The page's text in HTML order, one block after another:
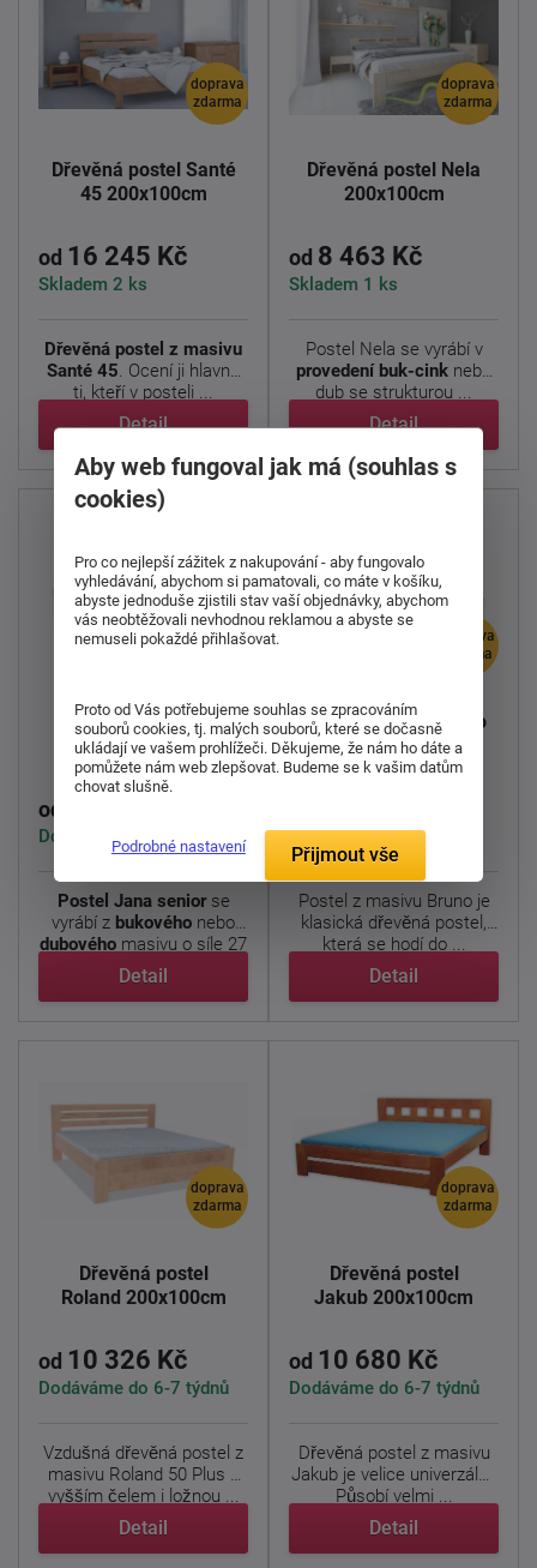
doprava
zdarma
Dřevěná postel Santé
45 200x100cm
od 16 245 Kč
Skladem 2 ks
Dřevěná postel z masivu
Santé 45. Ocení ji hlavně
ti, kteří v posteli ...
Detail
doprava
zdarma
Dřevěná postel Nela
200x100cm
od 8 463 Kč
Skladem 1 ks
Postel Nela se vyrábí v
provedení buk-cink nebo
dub se strukturou ...
Detail
doprava
Dřevěná postel Jana
senior 200x100cm
od
Dodáváme do 1-3 týdnů
Postel Jana senior se
vyrábí z bukového nebo
dubového masivu o síle 27
...
Detail
doprava
zdarma
Dřevěná postel Bruno
200x100cm
Dodáváme do 6-7 týdnů
Postel z masivu Bruno je
klasická dřevěná postel,
která se hodí do ...
Detail
doprava
zdarma
Dřevěná postel
Roland 200x100cm
od 10 326 Kč
Dodáváme do 6-7 týdnů
Vzdušná dřevěná postel z
masivu Roland 50 Plus z
vyšším čelem i ložnou ...
Detail
doprava
zdarma
Dřevěná postel
Jakub 200x100cm
od 10 680 Kč
Dodáváme do 6-7 týdnů
Dřevěná postel z masivu
Jakub je velice univerzální.
Působí velmi ...
Detail
Aby web fungoval jak má (souhlas s
cookies)
Pro co nejlepší zážitek z nakupování - aby fungovalo
vyhledávání, abychom si pamatovali, co máte v košíku,
abyste jednoduše zjistili stav vaší objednávky, abychom
vás neobtěžovali nevhodnou reklamou a abyste se
nemuseli pokaždé přihlašovat.
Proto od Vás potřebujeme souhlas se zpracováním
souborů cookies, tj. malých souborů, které se dočasně
ukládají ve vašem prohlížeči. Děkujeme, že nám ho dáte a
pomůžete nám web zlepšovat. Budeme se k vašim datům
chovat slušně.
Podrobné nastavení Přijmout vše